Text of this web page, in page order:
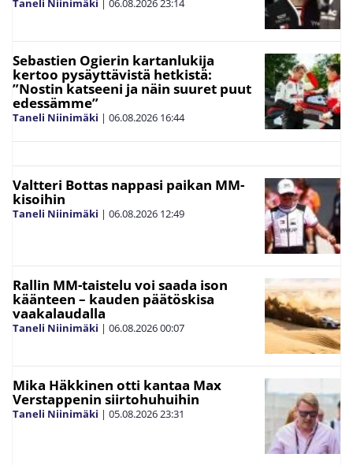
Taneli Niinimäki 06.08.202623:14
Sebastien Ogierin kartanlukija
kertoo pysäyttävistä hetkistä:
”Nostin katseeni ja näin suuret puut
edessämme”
Taneli Niinimäki | 06.08.2026 16:44
Valtteri Bottas nappasi paikan MM-
kisoihin
Taneli Niinimäki | 06.08.2026 12:49
Rallin MM-taistelu voi saada ison
käänteen – kauden päätöskisa
vaakalaudalla
Taneli Niinimäki | 06.08.202600:07
Mika Häkkinen otti kantaa Max
Verstappenin siirtohuhuihin
Taneli Niinimäki | 05.08.202623:31